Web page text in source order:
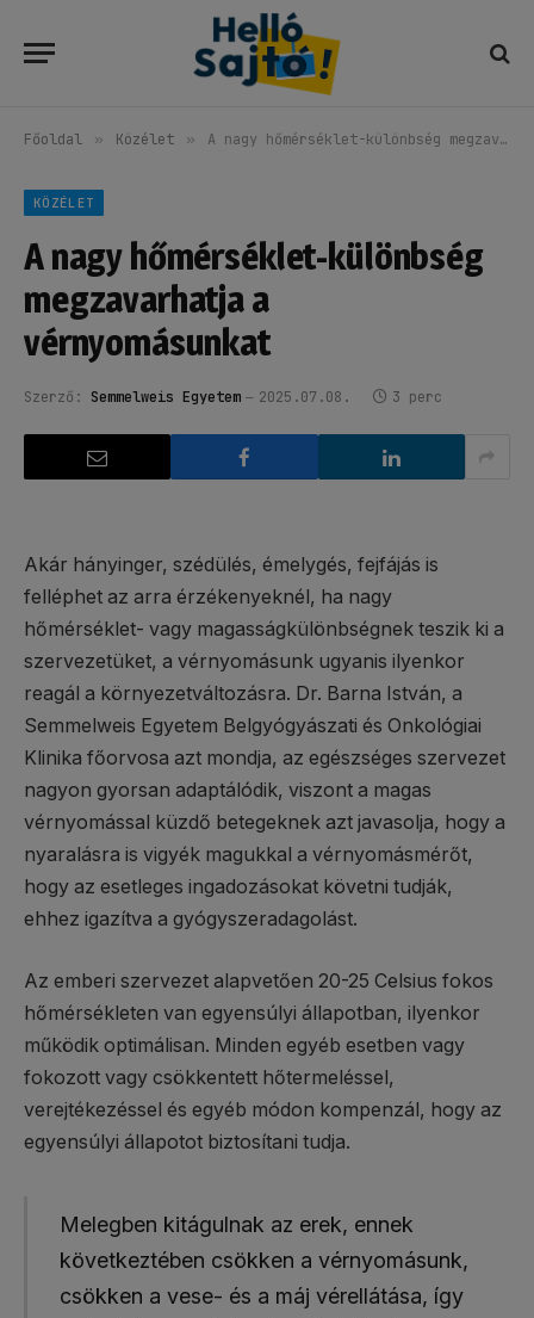
Főoldal » Közélet » A nagy hőmérséklet-különbség megzavarhatja a vérnyomásunkat
KÖZÉLET
A nagy hőmérséklet-különbség
megzavarhatja a
vérnyomásunkat
Szerző: Semmelweis Egyetem 2025.07.08. 3 perc
Akár hányinger, szédülés, émelygés, fejfájás is
felléphet az arra érzékenyeknél, ha nagy
hőmérséklet- vagy magasságkülönbségnek teszik ki a
szervezetüket, a vérnyomásunk ugyanis ilyenkor
reagál a környezetváltozásra. Dr. Barna István, a
Semmelweis Egyetem Belgyógyászati és Onkológiai
Klinika főorvosa azt mondja, az egészséges szervezet
nagyon gyorsan adaptálódik, viszont a magas
vérnyomással küzdő betegeknek azt javasolja, hogy a
nyaralásra is vigyék magukkal a vérnyomásmérőt,
hogy az esetleges ingadozásokat követni tudják,
ehhez igazítva a gyógyszeradagolást.
Az emberi szervezet alapvetően 20-25 Celsius fokos
hőmérsékleten van egyensúlyi állapotban, ilyenkor
működik optimálisan. Minden egyéb esetben vagy
fokozott vagy csökkentett hőtermeléssel,
verejtékezéssel és egyéb módon kompenzál, hogy az
egyensúlyi állapotot biztosítani tudja.
Melegben kitágulnak az erek, ennek
következtében csökken a vérnyomásunk,
csökken a vese- és a máj vérellátása, így